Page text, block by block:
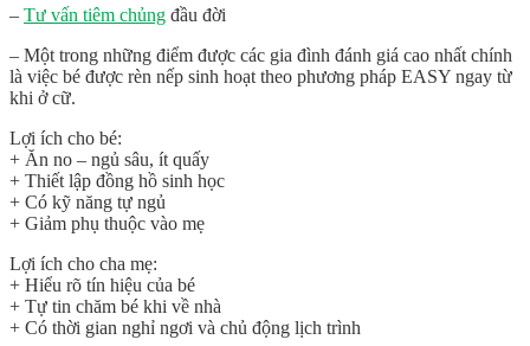
– Tư vấn tiêm chủng đầu đời
– Một trong những điểm được các gia đình đánh giá cao nhất chính
là việc bé được rèn nếp sinh hoạt theo phương pháp EASY ngay từ
khi ở cữ.
Lợi ích cho bé:
+ Ăn no – ngủ sâu, ít quấy
+ Thiết lập đồng hồ sinh học
+ Có kỹ năng tự ngủ
+ Giảm phụ thuộc vào mẹ
Lợi ích cho cha mẹ:
+ Hiểu rõ tín hiệu của bé
+ Tự tin chăm bé khi về nhà
+ Có thời gian nghỉ ngơi và chủ động lịch trình